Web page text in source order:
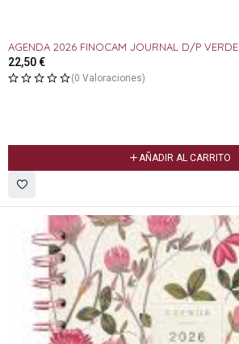
AGENDA 2026 FINOCAM JOURNAL D/P VERDE
22,50€
(0 Valoraciones)
AÑADIR AL CARRITO